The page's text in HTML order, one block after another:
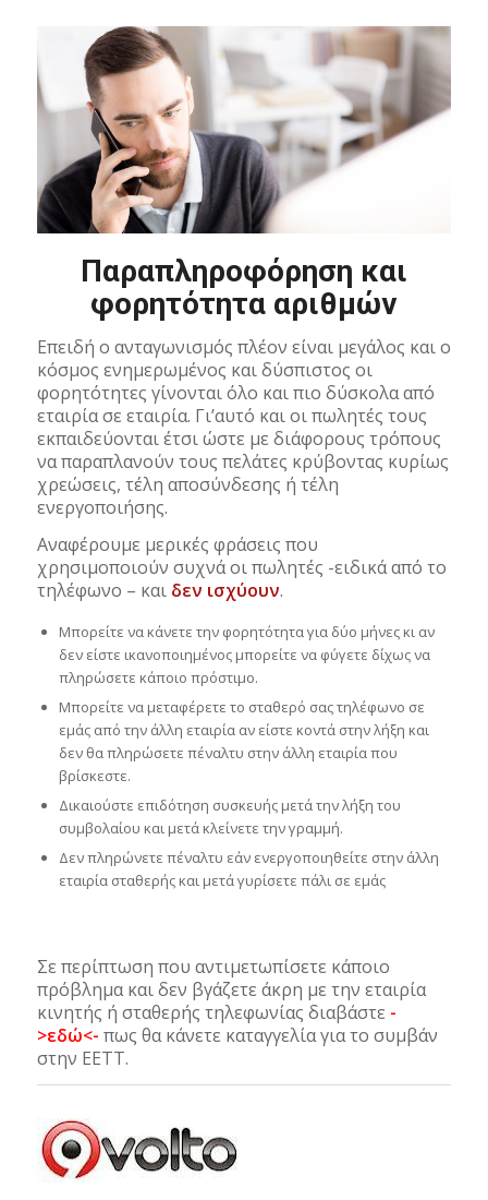
Παραπληροφόρηση και
φορητότητα αριθμών
Επειδή ο ανταγωνισμός πλέον είναι μεγάλος και ο
κόσμος ενημερωμένος και δύσπιστος οι
φορητότητες γίνονται όλο και πιο δύσκολα από
εταιρία σε εταιρία. Γι’αυτό και οι πωλητές τους
εκπαιδεύονται έτσι ώστε με διάφορους τρόπους
να παραπλανούν τους πελάτες κρύβοντας κυρίως
χρεώσεις, τέλη αποσύνδεσης ή τέλη
ενεργοποιήσης.
Αναφέρουμε μερικές φράσεις που
χρησιμοποιούν συχνά οι πωλητές -ειδικά από το
τηλέφωνο – και δεν ισχύουν.
Μπορείτε να κάνετε την φορητότητα για δύο μήνες κι αν
δεν είστε ικανοποιημένος μπορείτε να φύγετε δίχως να
πληρώσετε κάποιο πρόστιμο.
Μπορείτε να μεταφέρετε το σταθερό σας τηλέφωνο σε
εμάς από την άλλη εταιρία αν είστε κοντά στην λήξη και
δεν θα πληρώσετε πέναλτυ στην άλλη εταιρία που
βρίσκεστε.
Δικαιούστε επιδότηση συσκευής μετά την λήξη του
συμβολαίου και μετά κλείνετε την γραμμή.
Δεν πληρώνετε πέναλτυ εάν ενεργοποιηθείτε στην άλλη
εταιρία σταθερής και μετά γυρίσετε πάλι σε εμάς
Σε περίπτωση που αντιμετωπίσετε κάποιο
πρόβλημα και δεν βγάζετε άκρη με την εταιρία
κινητής ή σταθερής τηλεφωνίας διαβάστε -
>εδώ<- πως θα κάνετε καταγγελία για το συμβάν
στην ΕΕΤΤ.